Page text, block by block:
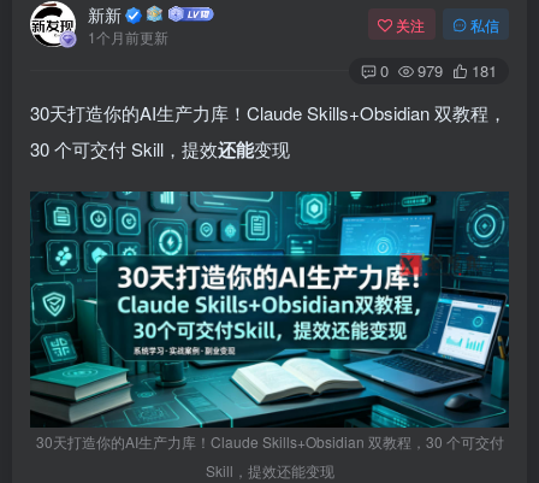
新新
1个月前更新
关注 私信
0 979 181
30天打造你的AI生产力库！Claude Skills+Obsidian 双教程，
30 个可交付 Skill，提效还能变现
30天打造你的AI生产力库！Claude Skills+Obsidian 双教程，30 个可交付
Skill，提效还能变现